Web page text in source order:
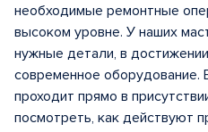
необходимые ремонтные
высоком уровне. У наших
нужные детали, в
современное оборудование.
проходит прямо в
посмотреть, как действуют